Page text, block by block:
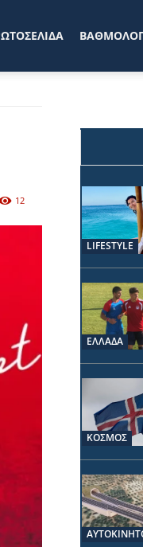
12
LIFESTYLE
ΕΛΛΑΔΑ
ΚΟΣΜΟΣ